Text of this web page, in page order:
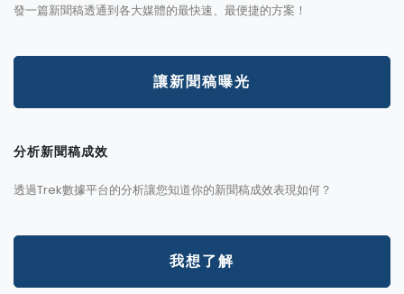
發一篇新聞稿透通到各大媒體的最快速、最便捷的方案！
讓新聞稿曝光
分析新聞稿成效
透過Trek數據平台的分析讓您知道你的新聞稿成效表現如何？
我想了解